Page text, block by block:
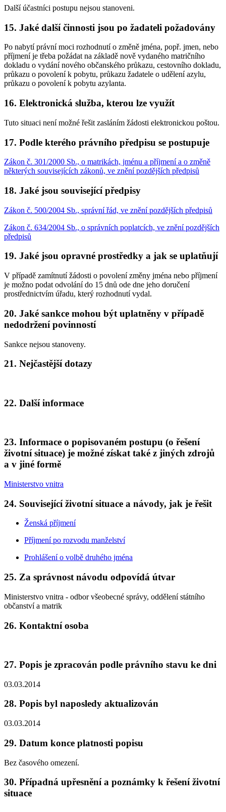
Další účastníci postupu nejsou stanoveni.
15. Jaké další činnosti jsou po žadateli požadovány
Po nabytí právní moci rozhodnutí o změně jména, popř. jmen, nebo
příjmení je třeba požádat na základě nově vydaného matričního
dokladu o vydání nového občanského průkazu, cestovního dokladu,
průkazu o povolení k pobytu, průkazu žadatele o udělení azylu,
průkazu o povolení k pobytu azylanta.
16. Elektronická služba, kterou lze využít
Tuto situaci není možné řešit zasláním žádosti elektronickou poštou.
17. Podle kterého právního předpisu se postupuje
Zákon č. 301/2000 Sb., o matrikách, jménu a příjmení a o změně
některých souvisejících zákonů, ve znění pozdějších předpisů
18. Jaké jsou související předpisy
Zákon č. 500/2004 Sb., správní řád, ve znění pozdějších předpisů
Zákon č. 634/2004 Sb., o správních poplatcích, ve znění pozdějších
předpisů
19. Jaké jsou opravné prostředky a jak se uplatňují
V případě zamítnutí žádosti o povolení změny jména nebo příjmení
je možno podat odvolání do 15 dnů ode dne jeho doručení
prostřednictvím úřadu, který rozhodnutí vydal.
20. Jaké sankce mohou být uplatněny v případě
nedodržení povinností
Sankce nejsou stanoveny.
21. Nejčastější dotazy
22. Další informace
23. Informace o popisovaném postupu (o řešení
životní situace) je možné získat také z jiných zdrojů
a v jiné formě
Ministerstvo vnitra
24. Související životní situace a návody, jak je řešit
Ženská příjmení
Příjmení po rozvodu manželství
Prohlášení o volbě druhého jména
25. Za správnost návodu odpovídá útvar
Ministerstvo vnitra - odbor všeobecné správy, oddělení státního
občanství a matrik
26. Kontaktní osoba
27. Popis je zpracován podle právního stavu ke dni
03.03.2014
28. Popis byl naposledy aktualizován
03.03.2014
29. Datum konce platnosti popisu
Bez časového omezení.
30. Případná upřesnění a poznámky k řešení životní
situace